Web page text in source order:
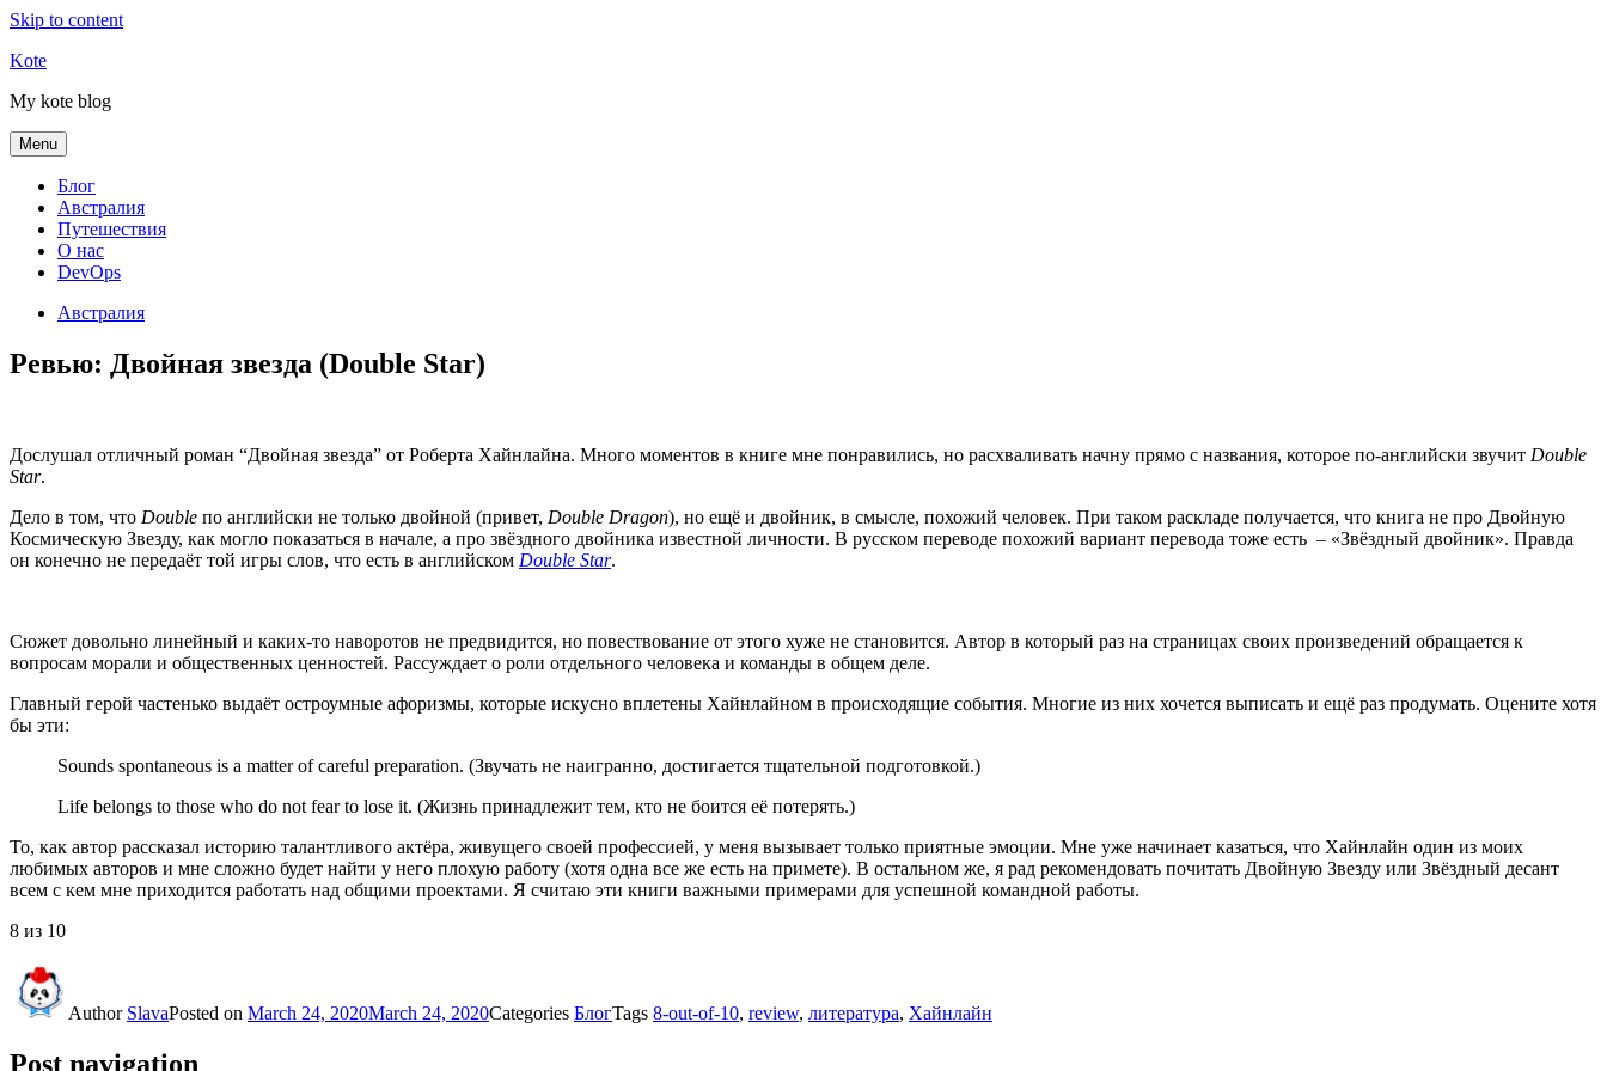
Skip to content
Kote
My kote blog
Menu
Блог
Австралия
Путешествия
О нас
DevOps
Австралия
Ревью: Двойная звезда (Double Star)
Дослушал отличный роман “Двойная звезда” от Роберта Хайнлайна. Много моментов в книге мне понравились, но расхваливать начну прямо с названия, которое по-английски звучит Double
Star.
Дело в том, что Double по английски не только двойной (привет, Double Dragon), но ещё и двойник, в смысле, похожий человек. При таком раскладе получается, что книга не про Двойную
Космическую Звезду, как могло показаться в начале, а про звёздного двойника известной личности. В русском переводе похожий вариант перевода тоже есть – «Звёздный двойник». Правда
он конечно не передаёт той игры слов, что есть в английском Double Star.
Сюжет довольно линейный и каких-то наворотов не предвидится, но повествование от этого хуже не становится. Автор в который раз на страницах своих произведений обращается к
вопросам морали и общественных ценностей. Рассуждает о роли отдельного человека и команды в общем деле.
Главный герой частенько выдаёт остроумные афоризмы, которые искусно вплетены Хайнлайном в происходящие события. Многие из них хочется выписать и ещё раз продумать. Оцените хотя
бы эти:
Sounds spontaneous is a matter of careful preparation. (Звучать не наигранно, достигается тщательной подготовкой.)
Life belongs to those who do not fear to lose it. (Жизнь принадлежит тем, кто не боится её потерять.)
То, как автор рассказал историю талантливого актёра, живущего своей профессией, у меня вызывает только приятные эмоции. Мне уже начинает казаться, что Хайнлайн один из моих
любимых авторов и мне сложно будет найти у него плохую работу (хотя одна все же есть на примете). В остальном же, я рад рекомендовать почитать Двойную Звезду или Звёздный десант
всем с кем мне приходится работать над общими проектами. Я считаю эти книги важными примерами для успешной командной работы.
8 из 10
Author SlavaPosted on March 24, 2020March 24, 2020Categories БлогTags 8-out-of-10, review, литература, Хайнлайн
Post navigation